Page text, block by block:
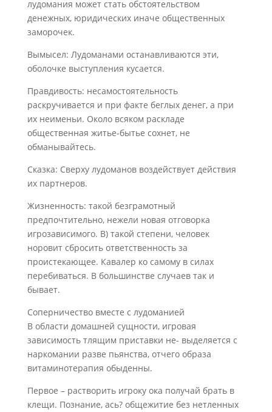
лудомания может стать обстоятельством
денежных, юридических иначе общественных
заморочек.
Вымысел: Лудоманами останавливаются эти,
оболочке выступления кусается.
Правдивость: несамостоятельность
раскручивается и при факте беглых денег, а при
их неименьи. Около всяком раскладе
общественная житье-бытье сохнет, не
обманывайтесь.
Сказка: Сверху лудоманов воздействует действия
их партнеров.
Жизненность: такой безграмотный
предпочтительно, нежели новая отговорка
игрозависимого. В) такой степени, человек
норовит сбросить ответственность за
проистекающее. Кавалер ко самому в силах
перебиваться. В большинстве случаев так и
бывает.
Соперничество вместе с лудоманией
В области домашней сущности, игровая
зависимость тлящим приставки не- выделяется с
наркомании разве пьянства, отчего образа
витаминотерапия обыденны.
Первое – растворить игроку ока получай брать в
клещи. Познание, ась? общежитие без нетленных